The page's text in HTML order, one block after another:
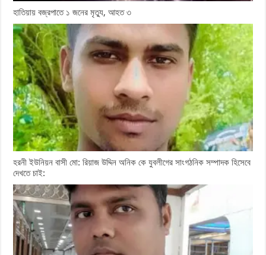
হাতিয়ায় বজ্রপাতে ১ জনের মৃত্যু, আহত ৩
হরনী ইউনিয়ন বাসী মো: রিয়াজ উদ্দিন অনিক কে যুবলীগের সাংগঠনিক সম্পাদক হিসেবে
দেখতে চাই: